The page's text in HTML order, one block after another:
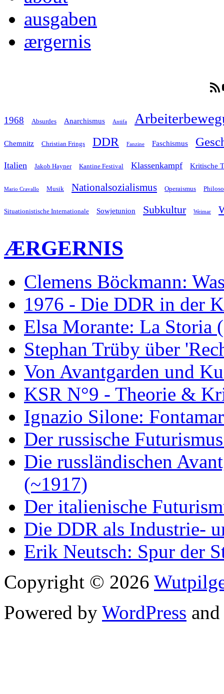
ausgaben
ærgernis
RSS-
1968 Absurdes Anarchismus Antifa
Chemnitz Christian Frings DDR Fanzine Faschismus
Italien Jakob Hayner Kantine Festival Klassenkampf Kritische
Mario Cravallo Musik Nationalsozialismus Operaismus
Situationistische Internationale Sowjetunion Subkultur Weimar
ÆRGERNIS
Clemens Böckmann:
1976 - Die DDR in der
Elsa Morante: La Storia
Stephan Trüby über
Von Avantgarden und
KSR N°9 - Theorie &
Ignazio Silone:
Der russische
Die russländischen
(~1917)
Der italienische
Die DDR als Industrie-
Erik Neutsch: Spur der
Copyright © 2026
Powered by WordPress